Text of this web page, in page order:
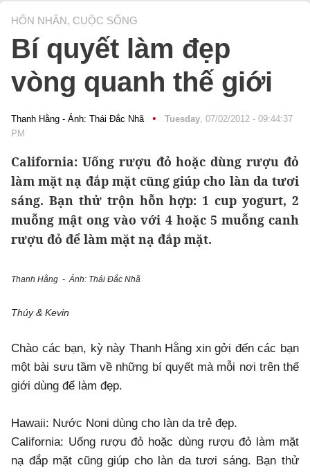
HÔN NHÂN, CUỘC SỐNG
Bí quyết làm đẹp
vòng quanh thế giới
Thanh Hằng - Ảnh: Thái Đắc Nhã • Tuesday, 07/02/2012 - 09:44:37
PM
California: Uống rượu đỏ hoặc dùng rượu đỏ
làm mặt nạ đắp mặt cũng giúp cho làn da tươi
sáng. Bạn thử trộn hỗn hợp: 1 cup yogurt, 2
muỗng mật ong vào với 4 hoặc 5 muỗng canh
rượu đỏ để làm mặt nạ đắp mặt.
Thanh Hằng -Ảnh: Thái Đắc Nhã
Thúy & Kevin
Chào các bạn, kỳ này Thanh Hằng xin gởi đến các bạn
một bài sưu tầm về những bí quyết mà mỗi nơi trên thế
giới dùng để làm đẹp.
Hawaii: Nước Noni dùng cho làn da trẻ đẹp.
California: Uống rượu đỏ hoặc dùng rượu đỏ làm mặt
nạ đắp mặt cũng giúp cho làn da tươi sáng. Bạn thử